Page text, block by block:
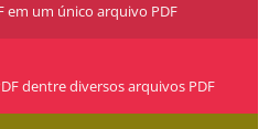
em um único arquivo PDF
dentre diversos arquivos PDF